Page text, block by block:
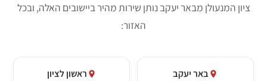
ציון המנעולן מבאר יעקב נותן שירות מהיר ביישובים האלה, ובכל
האזור:
באר יעקב ראשון לציון